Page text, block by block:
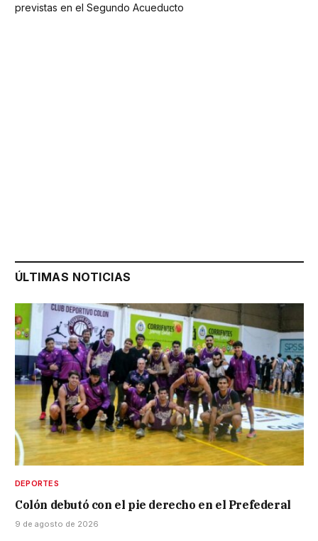
previstas en el Segundo Acueducto
ÚLTIMAS NOTICIAS
DEPORTES
Colón debutó con el pie derecho en el Prefederal
9 de agosto de 2026